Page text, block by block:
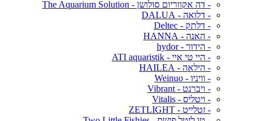
- דה אקווריום סולושן - The Aquarium Solution
- דלואה - DALUA
- דלתק - Deltec
- האנה - HANNA
- הידור - hydor
- היי טי איי - ATI aquaristik
- הילאה - HAILEA
- וויניו - Weinuo
- ויברנט - Vibrant
- ויטליס - Vitalis
- זטלייט - ZETLIGHT